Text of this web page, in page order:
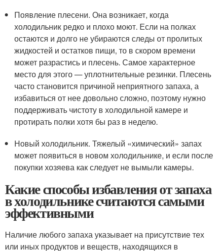
Появление плесени. Она возникает, когда
холодильник редко и плохо моют. Если на полках
остаются и долго не убираются следы от пролитых
жидкостей и остатков пищи, то в скором времени
может разрастись и плесень. Самое характерное
место для этого — уплотнительные резинки. Плесень
часто становится причиной неприятного запаха, а
избавиться от нее довольно сложно, поэтому нужно
поддерживать чистоту в холодильной камере и
протирать полки хотя бы раз в неделю.
Новый холодильник. Тяжелый «химический» запах
может появиться в новом холодильнике, и если после
покупки хозяева как следует не вымыли камеры.
Какие способы избавления от запаха
в холодильнике считаются самыми
эффективными
Наличие любого запаха указывает на присутствие тех
или иных продуктов и веществ, находящихся в